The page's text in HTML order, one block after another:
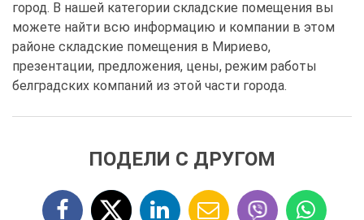
город. В нашей категории складские помещения вы
можете найти всю информацию и компании в этом
районе складские помещения в Мириево,
презентации, предложения, цены, режим работы
белградских компаний из этой части города.
ПОДЕЛИ С ДРУГОМ